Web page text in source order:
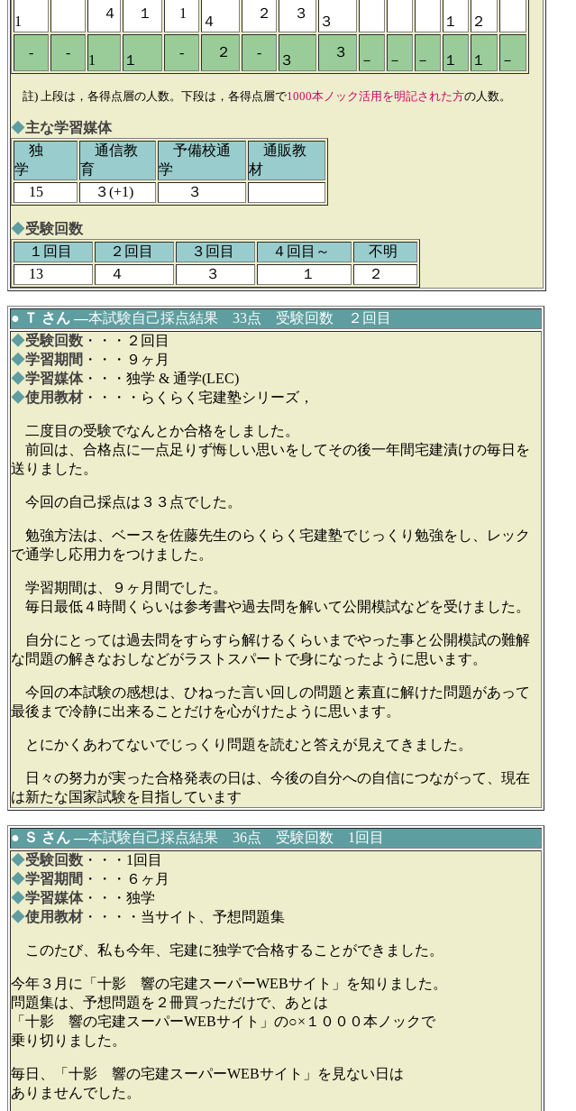
1
４ １ 1
４
２ ３
３ １
２
-
-
1 １
- ２ -
３
３
－ － － １ １ －
註) 上段は，各得点層の人数。下段は，各得点層で1000本ノック活用を明記された方の人数。
◆主な学習媒体
独
学
通信教
育
予備校通
学
通販教
材
15
３(+1) ３
◆受験回数
１回目
２回目 ３回目 ４回目～
不明
13
４ ３ １ ２
● Ｔ さん ―本試験自己採点結果 33点 受験回数 ２回目
◆受験回数 ・・・２回目
◆学習期間 ・・・９ヶ月
◆学習媒体・・・独学 & 通学(LEC)
◆使用教材・・・・らくらく宅建塾シリーズ，
二度目の受験でなんとか合格をしました。
前回は、合格点に一点足りず悔しい思いをしてその後一年間宅建漬けの毎日を
送りました。
今回の自己採点は３３点でした。
勉強方法は、ベースを佐藤先生のらくらく宅建塾でじっくり勉強をし、レック
で通学し応用力をつけました。
学習期間は、９ヶ月間でした。
毎日最低４時間くらいは参考書や過去問を解いて公開模試などを受けました。
自分にとっては過去問をすらすら解けるくらいまでやった事と公開模試の難解
な問題の解きなおしなどがラストスパートで身になったように思います。
今回の本試験の感想は、ひねった言い回しの問題と素直に解けた問題があって
最後まで冷静に出来ることだけを心がけたように思います。
とにかくあわてないでじっくり問題を読むと答えが見えてきました。
日々の努力が実った合格発表の日は、今後の自分への自信につながって、現在
は新たな国家試験を目指しています
● Ｓ さん ―本試験自己採点結果 36点 受験回数 1回目
◆受験回数 ・・・1回目
◆学習期間 ・・・６ヶ月
◆学習媒体・・・独学
◆使用教材・・・・当サイト、予想問題集
このたび、私も今年、宅建に独学で合格することができました。
今年３月に「十影 響の宅建スーパーWEBサイト」を知りました。
問題集は、予想問題を２冊買っただけで、あとは
「十影 響の宅建スーパーWEBサイト」の○×１０００本ノックで
乗り切りました。
毎日、「十影 響の宅建スーパーWEBサイト」を見ない日は
ありませんでした。